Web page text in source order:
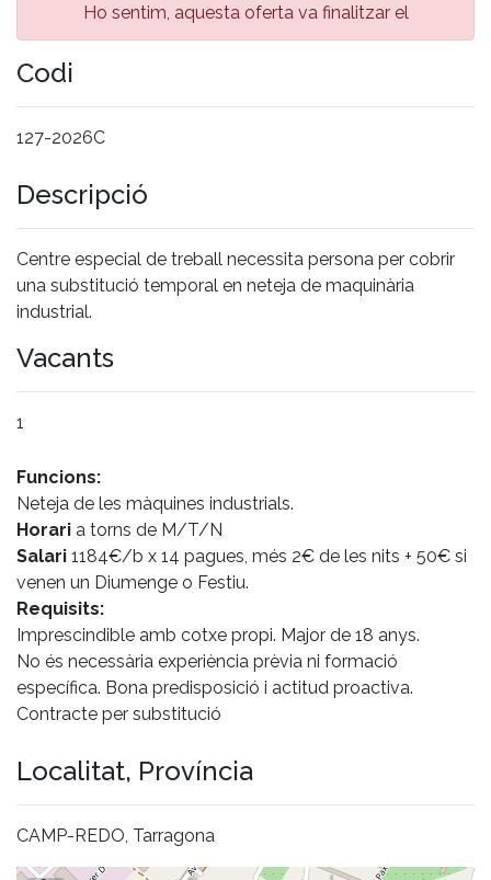
Ho sentim, aquesta oferta va finalitzar el
Codi
127-2026C
Descripció
Centre especial de treball necessita persona per cobrir
una substitució temporal en neteja de maquinària
industrial.
Vacants
1
Funcions:
Neteja de les màquines industrials.
Horari a torns de M/T/N
Salari 1184€/b x 14 pagues, més 2€ de les nits + 50€ si
venen un Diumenge o Festiu.
Requisits:
Imprescindible amb cotxe propi. Major de 18 anys.
No és necessària experiència prèvia ni formació
específica. Bona predisposició i actitud proactiva.
Contracte per substitució
Localitat, Província
CAMP-REDO, Tarragona